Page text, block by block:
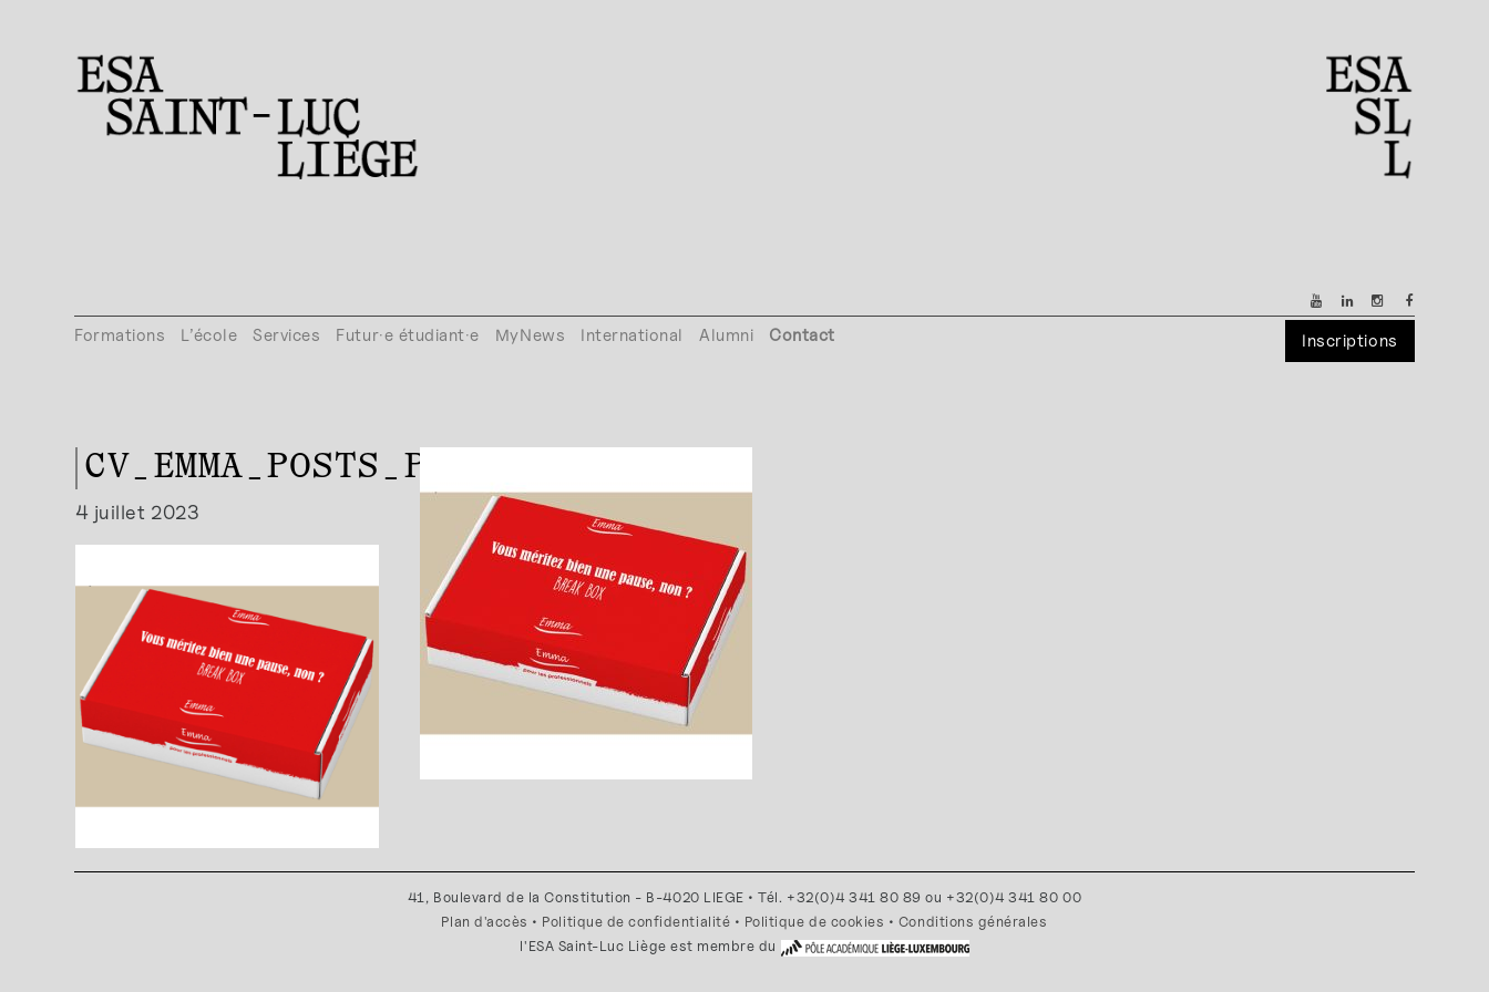
Formations L’école Services Futur·e étudiant·e MyNews International Alumni Contact Inscriptions
CV_EMMA_POSTS_PUB_20222
4 juillet 2023
41, Boulevard de la Constitution - B-4020 LIEGE • Tél. +32(0)4 341 80 89 ou +32(0)4 341 80 00
Plan d'accès • Politique de confidentialité • Politique de cookies • Conditions générales
l'ESA Saint-Luc Liège est membre du